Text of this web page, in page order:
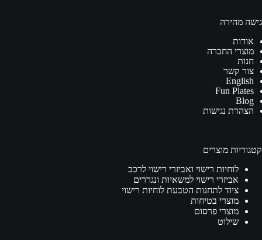
גישה מהירה
אודות
מוצרי החברה
חנות
צור קשר
English
Fun Plates
Blog
הצהרת נגישות
קטגוריות מוצרים
לוחיות רישוי ואביזרי רישוי לרכב
אביזרי רישוי למשאיות ונגררים
ציוד לתחנות הטבעת לוחיות רישוי
מוצרי בטיחות
מוצרי פרסום
שילוט